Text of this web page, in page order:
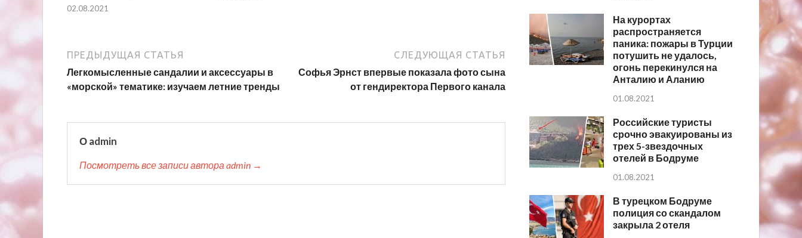
02.08.2021
ПРЕДЫДУЩАЯ СТАТЬЯ
Легкомысленные сандалии и аксессуары в
«морской» тематике: изучаем летние тренды
СЛЕДУЮЩАЯ СТАТЬЯ
Софья Эрнст впервые показала фото сына
от гендиректора Первого канала
О admin
Посмотреть все записи автора admin →
На курортах
распространяется
паника: пожары в Турции
потушить не удалось,
огонь перекинулся на
Анталию и Аланию
01.08.2021
Российские туристы
срочно эвакуированы из
трех 5-звездочных
отелей в Бодруме
01.08.2021
В турецком Бодруме
полиция со скандалом
закрыла 2 отеля